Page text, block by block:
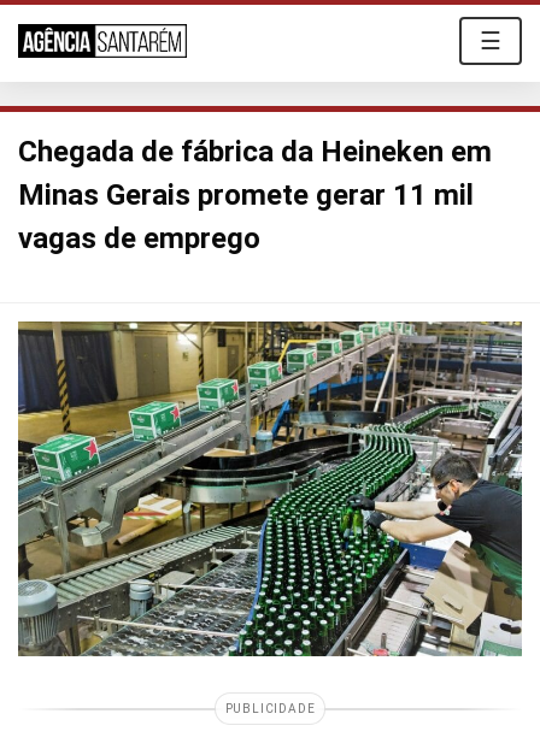
☰
Chegada de fábrica da Heineken em
Minas Gerais promete gerar 11 mil
vagas de emprego
PUBLICIDADE